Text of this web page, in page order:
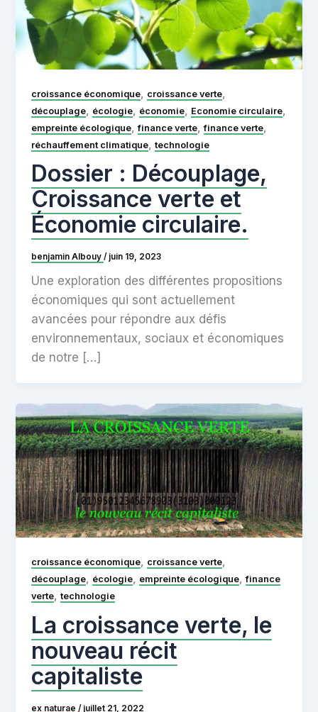
croissance économique croissance verte
découplage écologie économie Economie circulaire
empreinte écologique ,finance verte ,finance verte
réchauffement climatique ,technologie
Dossier : Découplage,
Croissance verte et
Économie circulaire.
benjamin Albouy/ juin 19, 2023
Une exploration des différentes propositions
économiques qui sont actuellement
avancées pour répondre aux défis
environnementaux, sociaux et économiques
de notre […]
croissance économique, croissance verte,
découplage, écologie, empreinte écologique,finance
verte,technologie
La croissance verte, le
nouveau récit
capitaliste
ex naturae/ juillet 21, 2022